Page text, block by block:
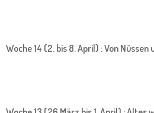
Woche 14 (2. bis 8. April) : Von Nüssen